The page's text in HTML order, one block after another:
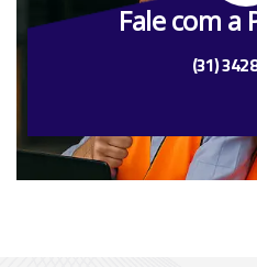
Fale com a
(31)